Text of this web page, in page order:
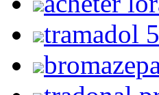
tramadol